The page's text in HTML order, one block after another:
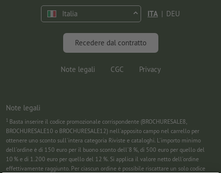
Programma Premium
Marketing & Insights
Italia ITA | DEU
Recedere dal contratto
Note legali CGC Privacy
Note legali
1 Basta inserire il codice promozionale corrispondente (BROCHURESALE8,
BROCHURESALE10 o BROCHURESALE12) nell'apposito campo nel carrello per
ottenere uno sconto sull'intera categoria Riviste e cataloghi. L'importo minimo
dell'ordine è di 150 euro per il buono sconto dell'8 %, di 500 euro per quello del
10 % e di 1.200 euro per quello del 12 %. Si applica il valore netto dell'ordine
effettivamente raggiunto. Per ciascun ordine è possibile riscattare un solo codice